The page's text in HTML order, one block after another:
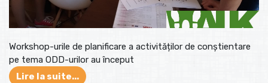
Workshop-urile de planificare a activităților de conștientare
pe tema ODD-urilor au început
Lire la suite...